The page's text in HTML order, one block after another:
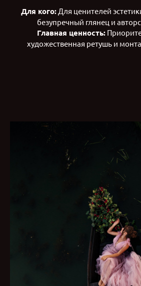
Для кого: Для ценителей
безупречный глянец и
​Главная ценность:
художественная ретушь и